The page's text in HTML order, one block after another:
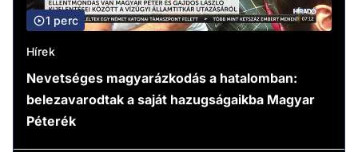
1 perc
Hírek
Nevetséges magyarázkodás a hatalomban:
belezavarodtak a saját hazugságaikba Magyar
Péterék